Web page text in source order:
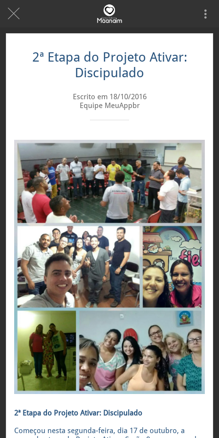
2ª Etapa do Projeto Ativar:
Discipulado
Escrito em 18/10/2016
Equipe MeuAppbr
2ª Etapa do Projeto Ativar: Discipulado
Começou nesta segunda-feira, dia 17 de outubro, a